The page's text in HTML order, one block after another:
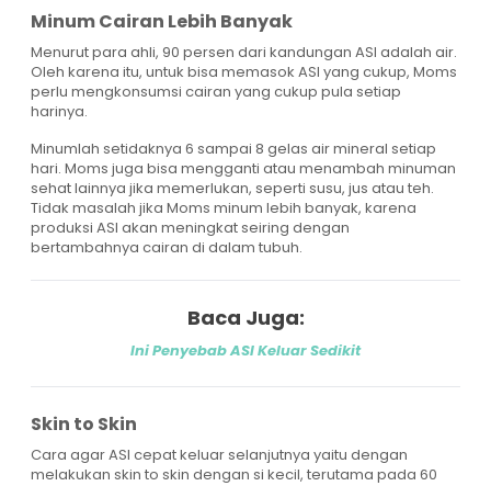
Minum Cairan Lebih Banyak
Menurut para ahli, 90 persen dari kandungan ASI adalah air.
Oleh karena itu, untuk bisa memasok ASI yang cukup, Moms
perlu mengkonsumsi cairan yang cukup pula setiap
harinya.
Minumlah setidaknya 6 sampai 8 gelas air mineral setiap
hari. Moms juga bisa mengganti atau menambah minuman
sehat lainnya jika memerlukan, seperti susu, jus atau teh.
Tidak masalah jika Moms minum lebih banyak, karena
produksi ASI akan meningkat seiring dengan
bertambahnya cairan di dalam tubuh.
Baca Juga:
Ini Penyebab ASI Keluar Sedikit
Skin to Skin
Cara agar ASI cepat keluar selanjutnya yaitu dengan
melakukan skin to skin dengan si kecil, terutama pada 60